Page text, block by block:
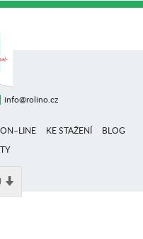
info@rolino.cz
KE STAŽENÍ
BLOG